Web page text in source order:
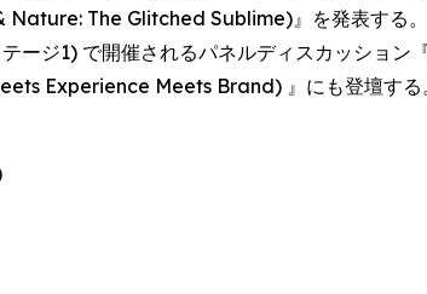
Nature: The Glitched Sublime)』を発表する
ージ1) で開催されるパネルディスカッション
Experience Meets Brand) 』にも登壇する